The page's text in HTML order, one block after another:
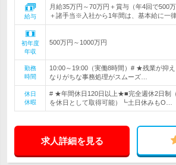
給与
月給35万円～70万円＋賞与（年4回で500
＋諸手当※入社から1年間は、基本給に一
初年度
年収
500万円～1000万円
勤務
時間
10:00～19:00（実働8時間）# ★残業が抑
なりがちな事務処理がスムーズ…
休日
休暇
# ★年間休日120日以上★■完全週休2日制
を休日として取得可能）┗土日休みもO…
求人詳細を見る